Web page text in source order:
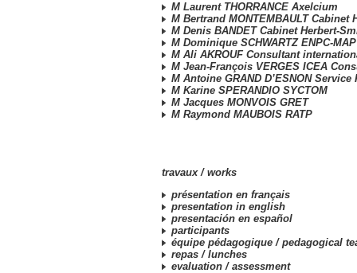
M Laurent THORRANCE Axelcium
M Bertrand MONTEMBAULT Cabinet
M Denis BANDET Cabinet Herbert-
M Dominique SCHWARTZ ENPC-MAP
M Ali AKROUF Consultant
M Jean-François VERGES ICEA
M Antoine GRAND D’ESNON Service
M Karine SPERANDIO SYCTOM
M Jacques MONVOIS GRET
M Raymond MAUBOIS RATP
travaux / works
présentation en français
presentation in english
presentación en español
participants
équipe pédagogique / pedagogical
repas / lunches
evaluation / assessment